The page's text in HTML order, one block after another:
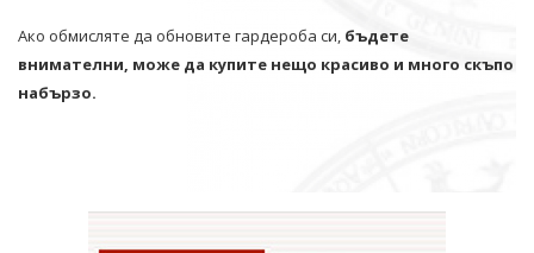
Ако обмисляте да обновите гардероба си, бъдете
внимателни, може да купите нещо красиво и много скъпо
набързо.